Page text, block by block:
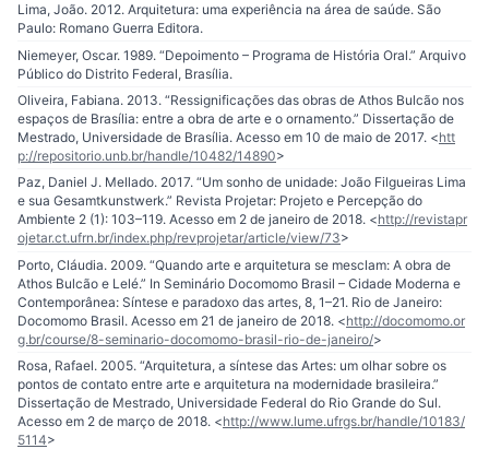
Lima, João. 2012. Arquitetura: uma experiência na área de saúde. São
Paulo: Romano Guerra Editora.
Niemeyer, Oscar. 1989. “Depoimento – Programa de História Oral.” Arquivo
Público do Distrito Federal, Brasília.
Oliveira, Fabiana. 2013. “Ressignificações das obras de Athos Bulcão nos
espaços de Brasília: entre a obra de arte e o ornamento.” Dissertação de
Mestrado, Universidade de Brasília. Acesso em 10 de maio de 2017. <htt
p://repositorio.unb.br/handle/10482/14890>
Paz, Daniel J. Mellado. 2017. “Um sonho de unidade: João Filgueiras Lima
e sua Gesamtkunstwerk.” Revista Projetar: Projeto e Percepção do
Ambiente 2 (1): 103–119. Acesso em 2 de janeiro de 2018. <http://revistapr
ojetar.ct.ufrn.br/index.php/revprojetar/article/view/73>
Porto, Cláudia. 2009. “Quando arte e arquitetura se mesclam: A obra de
Athos Bulcão e Lelé.” In Seminário Docomomo Brasil – Cidade Moderna e
Contemporânea: Síntese e paradoxo das artes, 8, 1–21. Rio de Janeiro:
Docomomo Brasil. Acesso em 21 de janeiro de 2018. <http://docomomo.or
g.br/course/8-seminario-docomomo-brasil-rio-de-janeiro/>
Rosa, Rafael. 2005. “Arquitetura, a síntese das Artes: um olhar sobre os
pontos de contato entre arte e arquitetura na modernidade brasileira.”
Dissertação de Mestrado, Universidade Federal do Rio Grande do Sul.
Acesso em 2 de março de 2018. <http://www.lume.ufrgs.br/handle/10183/
5114>